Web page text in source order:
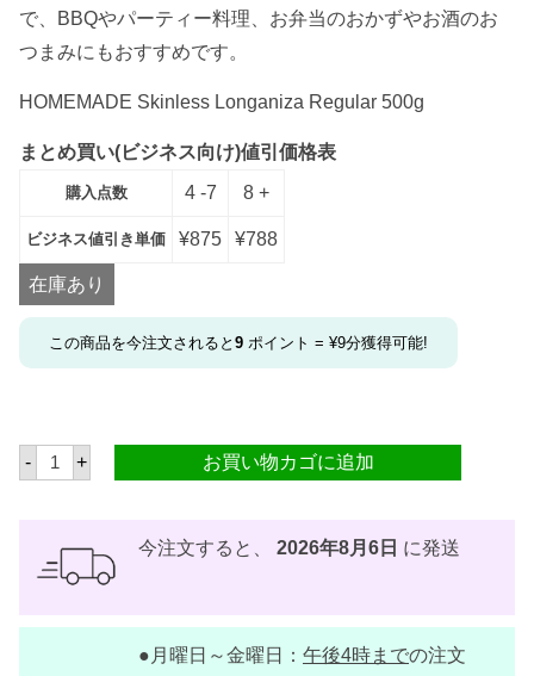
で、BBQやパーティー料理、お弁当のおかずやお酒のお
つまみにもおすすめです。
HOMEMADE Skinless Longaniza Regular 500g
まとめ買い(ビジネス向け)値引価格表
購入点数 4 -7 8 +
ビジネス値引き単価 ¥875 ¥788
在庫あり
この商品を今注文されると 9 ポイント = ¥9分獲得可能!
- ホ
ー
ス
レ
+ お買い物カゴに追加
今注文すると、 2026年8月6日 に発送
●月曜日～金曜日： 午後4時までの注文